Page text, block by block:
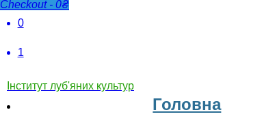
Checkout - 0₴
0
1
Інститут луб'яних культур
Головна